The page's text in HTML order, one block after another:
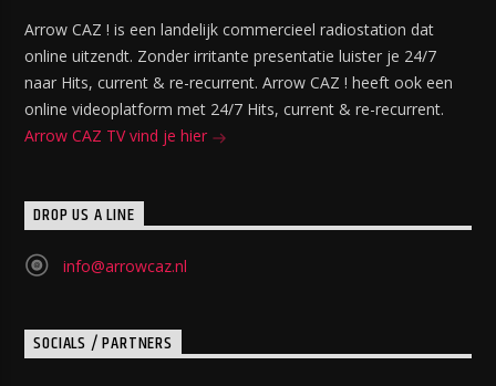
Arrow CAZ ! is een landelijk commercieel radiostation dat
online uitzendt. Zonder irritante presentatie luister je 24/7
naar Hits, current & re-recurrent. Arrow CAZ ! heeft ook een
online videoplatform met 24/7 Hits, current & re-recurrent.
Arrow CAZ TV vind je hier
DROP US A LINE
info@arrowcaz.nl
SOCIALS / PARTNERS